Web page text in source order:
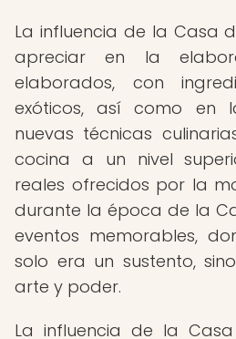
La influencia de la Casa
apreciar en la
elaborados, con
exóticos, así como en
nuevas técnicas
cocina a un nivel
reales ofrecidos por la
durante la época de la
eventos memorables,
solo era un sustento,
arte y poder.
La influencia de la